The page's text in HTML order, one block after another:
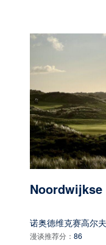
Noordwijkse
诺奥德维克赛高尔
漫谈推荐分： 86